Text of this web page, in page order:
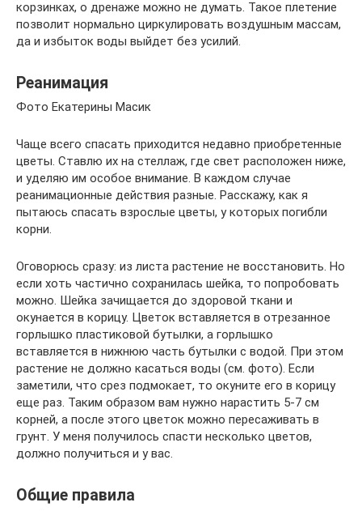
корзинках, о дренаже можно не думать. Такое плетение
позволит нормально циркулировать воздушным массам,
да и избыток воды выйдет без усилий.
Реанимация
Фото Екатерины Масик
Чаще всего спасать приходится недавно приобретенные
цветы. Ставлю их на стеллаж, где свет расположен ниже,
и уделяю им особое внимание. В каждом случае
реанимационные действия разные. Расскажу, как я
пытаюсь спасать взрослые цветы, у которых погибли
корни.
Оговорюсь сразу: из листа растение не восстановить. Но
если хоть частично сохранилась шейка, то попробовать
можно. Шейка зачищается до здоровой ткани и
окунается в корицу. Цветок вставляется в отрезанное
горлышко пластиковой бутылки, а горлышко
вставляется в нижнюю часть бутылки с водой. При этом
растение не должно касаться воды (см. фото). Если
заметили, что срез подмокает, то окуните его в корицу
еще раз. Таким образом вам нужно нарастить 5-7 см
корней, а после этого цветок можно пересаживать в
грунт. У меня получилось спасти несколько цветов,
должно получиться и у вас.
Общие правила